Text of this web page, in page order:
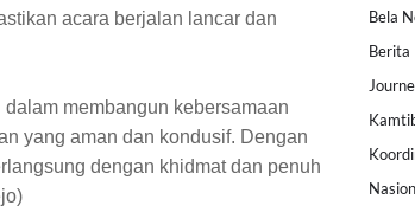
acara berjalan lancar dan
membangun kebersamaan
yang aman dan kondusif. Dengan
dengan khidmat dan penuh
Bela
Berita